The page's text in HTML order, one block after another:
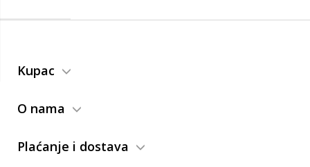
Kupac
O nama
Plaćanje i dostava